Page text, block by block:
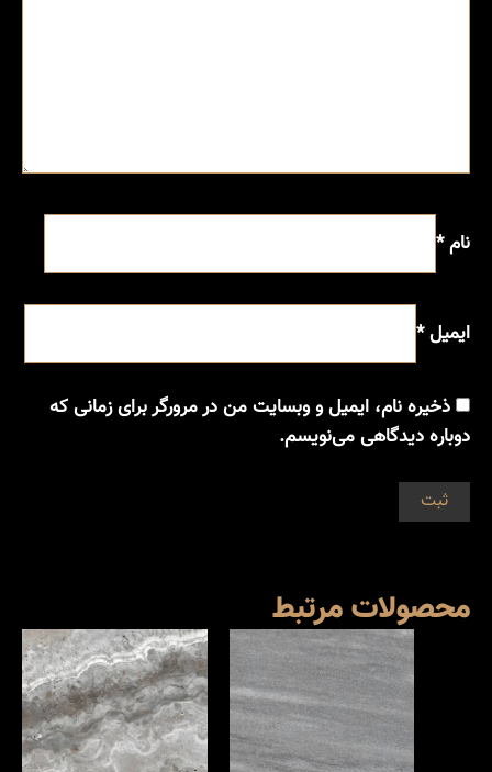
نام*
ایمیل*
ذخیره نام، ایمیل و وبسایت من در مرورگر برای زمانی که
دوباره دیدگاهی می‌نویسم.
محصولات مرتبط